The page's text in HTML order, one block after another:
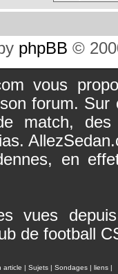
phpBB ©
vous
forum.
match, des
en
vues
de football
article | Sujets | Sondages | liens |